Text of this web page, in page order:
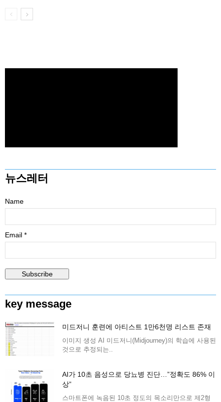
뉴스레터
Name
Email *
key message
미드저니 훈련에 아티스트 1만6천명 리스트 존재
이미지 생성 AI 미드저니(Midjourney)의 학습에 사용된
것으로 추정되는..
AI가 10초 음성으로 당뇨병 진단…”정확도 86% 이
상”
스마트폰에 녹음된 10초 정도의 목소리만으로 제2형